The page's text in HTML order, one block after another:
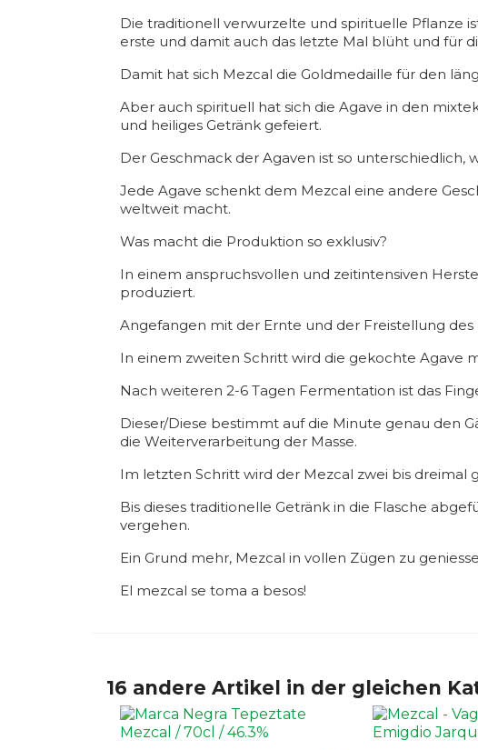
Die traditionell verwurzelte und spirituelle Pflanze
erste und damit auch das letzte Mal blüht und für
Damit hat sich Mezcal die Goldmedaille für den
Aber auch spirituell hat sich die Agave in den
und heiliges Getränk gefeiert.
Der Geschmack der Agaven ist so unterschiedlich,
Jede Agave schenkt dem Mezcal eine andere
weltweit macht.
Was macht die Produktion so exklusiv?
In einem anspruchsvollen und zeitintensiven
produziert.
Angefangen mit der Ernte und der Freistellung
In einem zweiten Schritt wird die gekochte Agave
Nach weiteren 2-6 Tagen Fermentation ist das
Dieser/Diese bestimmt auf die Minute genau den
die Weiterverarbeitung der Masse.
Im letzten Schritt wird der Mezcal zwei bis
Bis dieses traditionelle Getränk in die Flasche
vergehen.
Ein Grund mehr, Mezcal in vollen Zügen zu
El mezcal se toma a besos!
16 andere Artikel in der gleichen